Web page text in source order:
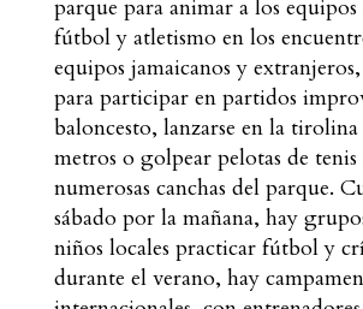
parque para animar a los
fútbol y atletismo en los
equipos jamaicanos y
para participar en partidos
baloncesto, lanzarse en la tirolina
metros o golpear pelotas de tenis
numerosas canchas del parque.
sábado por la mañana, hay
niños locales practicar fútbol y
durante el verano, hay